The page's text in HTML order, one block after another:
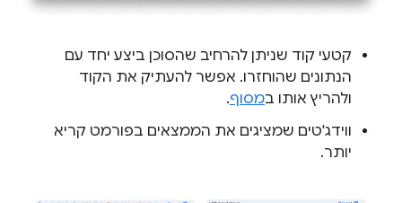
קטעי קוד שניתן להרחיב שהסוכן ביצע יחד עם
הנתונים שהוחזרו. אפשר להעתיק את הקוד
ולהריץ אותו במסוף.
ווידג'טים שמציגים את הממצאים בפורמט קריא
יותר.